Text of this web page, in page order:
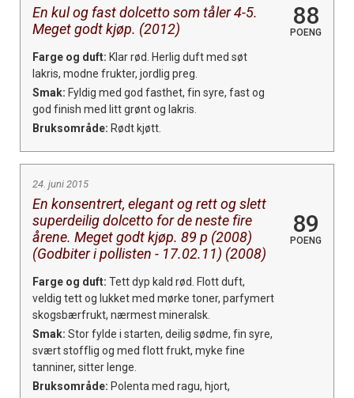
×
Få ukentlige nyhetsbrev fra
Apéritif
Vi tilbyr flere ukentlige nyhetsbrev. Du
kan fritt velge hvilke du ønsker å få
tilsendt.
Registrer deg
En kul og fast dolcetto som tåler 4-5.
Meget godt kjøp. (2012)
88
POENG
Farge og duft: Klar rød. Herlig duft med søt
lakris, modne frukter, jordlig preg.
Smak: Fyldig med god fasthet, fin syre, fast og
god finish med litt grønt og lakris.
Bruksområde: Rødt kjøtt.
24. juni 2015
En konsentrert, elegant og rett og slett
superdeilig dolcetto for de neste fire
årene. Meget godt kjøp. 89 p (2008)
(Godbiter i pollisten - 17.02.11) (2008)
89
POENG
Farge og duft: Tett dyp kald rød. Flott duft,
veldig tett og lukket med mørke toner, parfymert
skogsbærfrukt, nærmest mineralsk.
Smak: Stor fylde i starten, deilig sødme, fin syre,
svært stofflig og med flott frukt, myke fine
tanniner, sitter lenge.
Bruksområde: Polenta med ragu, hjort,